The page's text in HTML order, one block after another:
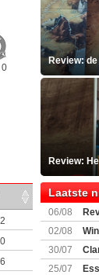
0
Review:
Review:
Laatste
06/08
Land
02/08
30/07
uitbreiding
25/07